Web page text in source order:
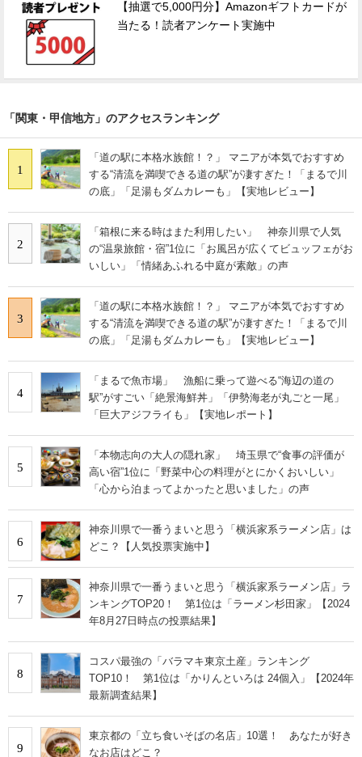
【抽選で5,000円分】Amazonギフトカードが
当たる！読者アンケート実施中
「関東・甲信地方」のアクセスランキング
1
「道の駅に本格水族館！？」 マニアが本気でおすすめ
する“清流を満喫できる道の駅”が凄すぎた！「まるで川
の底」「足湯もダムカレーも」【実地レビュー】
2
「箱根に来る時はまた利用したい」 神奈川県で人気
の“温泉旅館・宿”1位に「お風呂が広くてビュッフェがお
いしい」「情緒あふれる中庭が素敵」の声
3
「道の駅に本格水族館！？」 マニアが本気でおすすめ
する“清流を満喫できる道の駅”が凄すぎた！「まるで川
の底」「足湯もダムカレーも」【実地レビュー】
4
「まるで魚市場」 漁船に乗って遊べる“海辺の道の
駅”がすごい「絶景海鮮丼」「伊勢海老が丸ごと一尾」
「巨大アジフライも」【実地レポート】
5
「本物志向の大人の隠れ家」 埼玉県で“食事の評価が
高い宿”1位に「野菜中心の料理がとにかくおいしい」
「心から泊まってよかったと思いました」の声
6
神奈川県で一番うまいと思う「横浜家系ラーメン店」は
どこ？【人気投票実施中】
7
神奈川県で一番うまいと思う「横浜家系ラーメン店」ラ
ンキングTOP20！ 第1位は「ラーメン杉田家」【2024
年8月27日時点の投票結果】
8
コスパ最強の「バラマキ東京土産」ランキング
TOP10！ 第1位は「かりんといろは 24個入」【2024年
最新調査結果】
9
東京都の「立ち食いそばの名店」10選！ あなたが好き
なお店はどこ？